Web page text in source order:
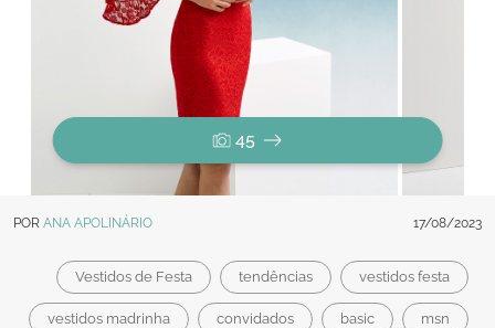
45
POR ANA APOLINÁRIO 17/08/2023
Vestidos de Festa tendências vestidos festa
vestidos madrinha convidados basic msn